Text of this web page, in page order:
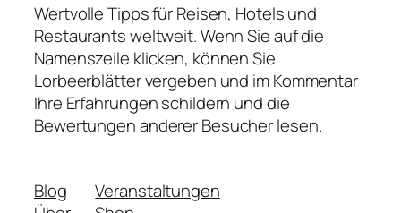
Wertvolle Tipps für Reisen, Hotels und
Restaurants weltweit. Wenn Sie auf die
Namenszeile klicken, können Sie
Lorbeerblätter vergeben und im Kommentar
Ihre Erfahrungen schildern und die
Bewertungen anderer Besucher lesen.
Blog
Veranstaltungen